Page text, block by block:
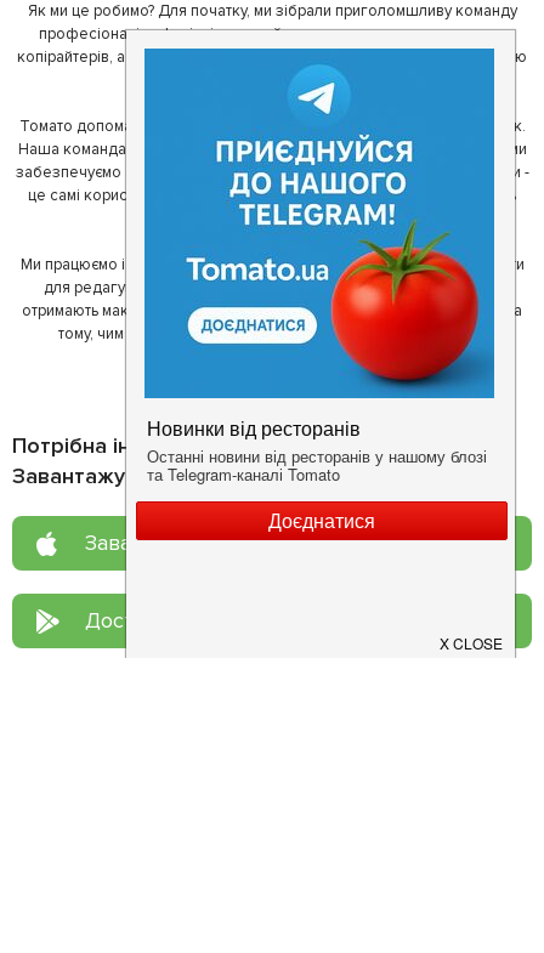
Як ми це робимо? Для початку, ми зібрали приголомшливу команду
професіоналів - фахівців з дизайну, програмування, маркетингу,
копірайтерів, а за сумісництвом - любителів гарної їжі. З їх допомогою
ми створили Томато.
Томато допомагає своїм користувачам знайти цікаві місця неподалік.
Наша команда регулярно зв'язується з ресторанами - таким чином ми
забезпечуємо актуальність інформації. Друга частина нашої команди -
це самі користувачі, які діляться своїми враженнями і допомагають
один одному у виборі кращих місць.
Ми працюємо і з ресторанами. Для них ми надаємо зручні інструменти
для редагування інформації про себе - в результаті відвідувачі
отримають максимум інформації, а ресторан зможе зосередитися на
тому, чим він любить займатися більше всього - смачній їжі.
Потрібна інформація про заклад?
Завантажуйте додаток!
Завантажте у App Store
Доступно у